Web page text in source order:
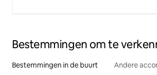
Bestemmingen om te
Bestemmingen in de buurt Andere